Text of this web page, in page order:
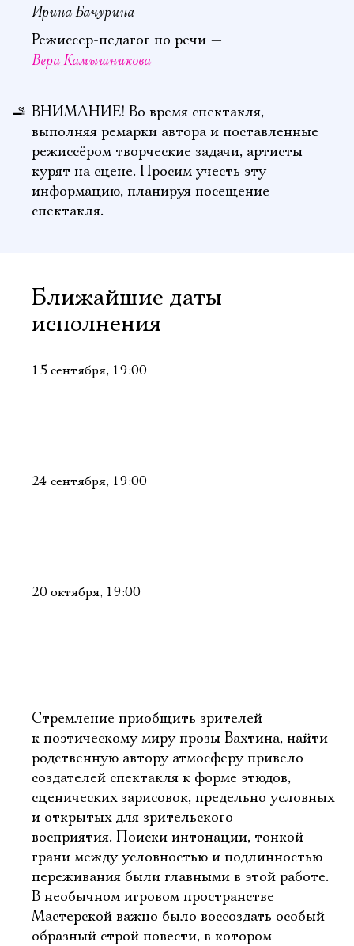
Ирина Бачурина
Режиссер-педагог по речи —
Вера Камышникова
ВНИМАНИЕ! Во время спектакля,
выполняя ремарки автора и поставленные
режиссёром творческие задачи, артисты
курят на сцене. Просим учесть эту
информацию, планируя посещение
спектакля.
Ближайшие даты
исполнения
15 сентября, 19:00
24 сентября, 19:00
20 октября, 19:00
Стремление приобщить зрителей
к поэтическому миру прозы Вахтина, найти
родственную автору атмосферу привело
создателей спектакля к форме этюдов,
сценических зарисовок, предельно условных
и открытых для зрительского
восприятия. Поиски интонации, тонкой
грани между условностью и подлинностью
переживания были главными в этой работе.
В необычном игровом пространстве
Мастерской важно было воссоздать особый
образный строй повести, в котором